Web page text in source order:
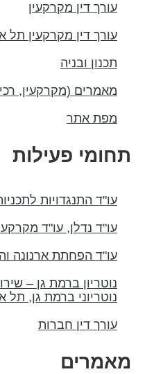
עורך דין מקרקעין
עורך דין מקרקעין תל
תכנון ובניה
מאמרים (מקרקעין,
מפת אתר
תחומי פעילות
עו"ד התנגדויות
עו"ד נדלן, עו"ד
עו"ד הפחתת ארנונה
נוטריון ברמת גן –
נוטריוני ברמת גן, תל
עורך דין חברות
מאמרים